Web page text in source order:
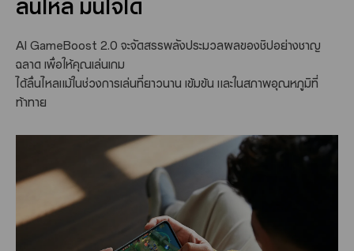
ลื่นไหล มั่นใจได้
AI GameBoost 2.0 จะจัดสรรพลังประมวลผลของชิปอย่างชาญ
ฉลาด เพื่อให้คุณเล่นเกม
ได้ลื่นไหลแม้ในช่วงการเล่นที่ยาวนาน เข้มข้น และในสภาพอุณหภูมิที่
ท้าทาย